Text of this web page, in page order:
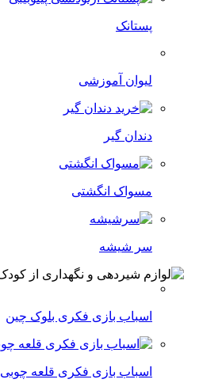
پستانک
لیوان آموزشی
دندان گیر
مسواک انگشتی
سر شیشه
اسباب بازی فکری بلوک چین
اسباب بازی فکری قلعه چوبی